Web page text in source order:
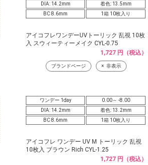
DIA: 14.2mm
着色: 13.5mm
BC 8.6mm
1箱 10枚入り
アイコフレワンデーUVトーリック 乱視 10枚
入 スウィーティーメイク CYL-0.75
1,727 円（税込）
ブランドページ 非表示
ワンデー 1day
0.00～ -8.00
DIA: 14.2mm
着色: 13.2mm
BC 8.6mm
1箱 10枚入り
アイコフレ ワンデー UV M トーリック 乱視
10枚入 ブラウン Rich CYL-1.25
1,727 円（税込）